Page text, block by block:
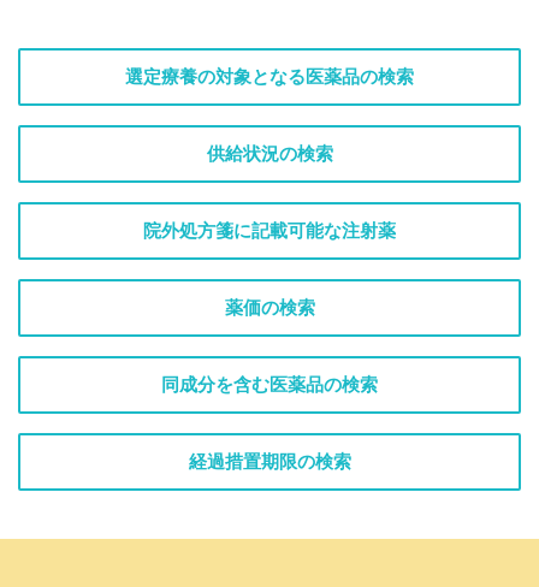
選定療養の対象となる医薬品の検索
供給状況の検索
院外処方箋に記載可能な注射薬
薬価の検索
同成分を含む医薬品の検索
経過措置期限の検索